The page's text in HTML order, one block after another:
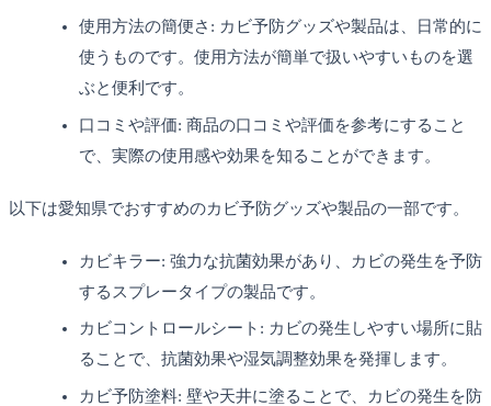
使用方法の簡便さ: カビ予防グッズや製品は、日常的に
使うものです。使用方法が簡単で扱いやすいものを選
ぶと便利です。
口コミや評価: 商品の口コミや評価を参考にすること
で、実際の使用感や効果を知ることができます。
以下は愛知県でおすすめのカビ予防グッズや製品の一部です。
カビキラー: 強力な抗菌効果があり、カビの発生を予防
するスプレータイプの製品です。
カビコントロールシート: カビの発生しやすい場所に貼
ることで、抗菌効果や湿気調整効果を発揮します。
カビ予防塗料: 壁や天井に塗ることで、カビの発生を防